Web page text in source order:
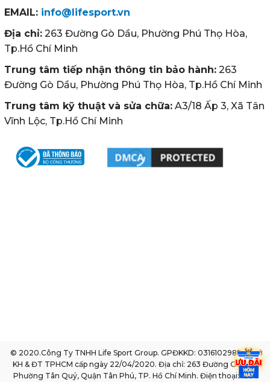
EMAIL: info@lifesport.vn
Địa chỉ: 263 Đường Gò Dầu, Phường Phú Thọ Hòa,
Tp.Hồ Chí Minh
Trung tâm tiếp nhận thông tin bảo hành: 263
Đường Gò Dầu, Phường Phú Thọ Hòa, Tp.Hồ Chí Minh
Trung tâm kỹ thuật và sửa chữa: A3/18 Ấp 3, Xã Tân
Vĩnh Lộc, Tp.Hồ Chí Minh
© 2020.Công Ty TNHH Life Sport Group. GPĐKKD: 0316102985 do sở
KH & ĐT TPHCM cấp ngày 22/04/2020. Địa chỉ: 263 Đường Gò Dầu,
Phường Tân Quý, Quận Tân Phú, TP. Hồ Chí Minh. Điện thoại: 1800